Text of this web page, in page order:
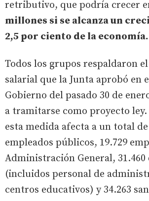
retributivo, que podría crecer
millones si se alcanza un
2,5 por ciento de la economía.
Todos los grupos respaldaron
salarial que la Junta aprobó en
Gobierno del pasado 30 de
a tramitarse como proyecto
esta medida afecta a un total de
empleados públicos, 19.729
Administración General, 31.460
(incluidos personal de
centros educativos) y 34.263